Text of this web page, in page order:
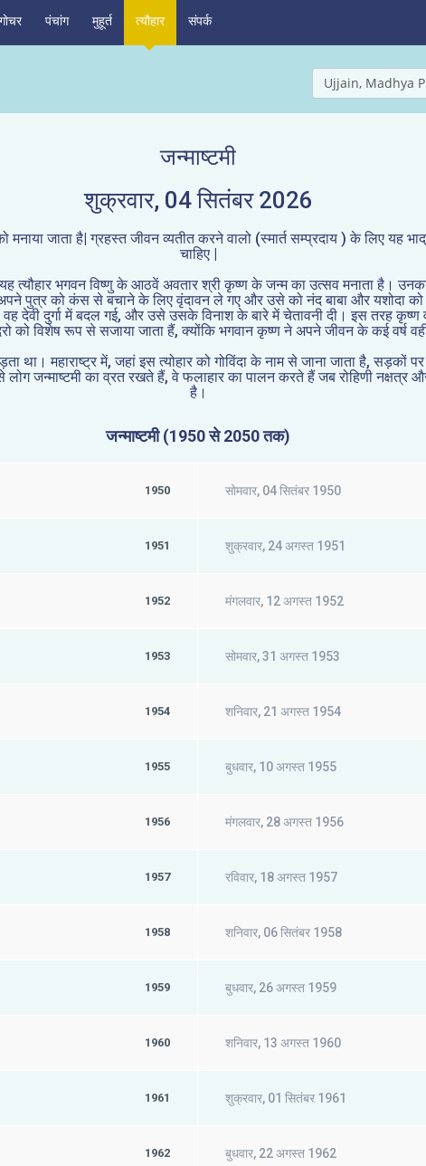
पंचांग मुहूर्त त्यौहार संपर्क
Ujjain, Madhya
जन्माष्टमी
शुक्रवार, 04 सितंबर 2026
मनाया जाता है| ग्रहस्त जीवन व्यतीत करने वालो (स्मार्त सम्प्रदाय ) के लिए यह
चाहिए |
यह त्यौहार भगवन विष्णु के आठवें अवतार श्री कृष्ण के जन्म का उत्सव मनाता
पुत्र को कंस से बचाने के लिए वृंदावन ले गए और उसे को नंद बाबा और यशोदा
वह देवी दुर्गा में बदल गई, और उसे उसके विनाश के बारे में चेतावनी दी। इस तरह
को विशेष रूप से सजाया जाता हैं, क्योंकि भगवान कृष्ण ने अपने जीवन के कई वर्ष
महाराष्ट्र में, जहां इस त्योहार को गोविंदा के नाम से जाना जाता है, सड़कों
जन्माष्टमी का व्रत रखते हैं, वे फलाहार का पालन करते हैं जब रोहिणी नक्षत्र
है।
जन्माष्टमी (1950 से 2050 तक)
1950 सोमवार, 04 सितंबर 1950
1951 शुक्रवार, 24 अगस्त 1951
1952 मंगलवार, 12 अगस्त 1952
1953 सोमवार, 31 अगस्त 1953
1954 शनिवार, 21 अगस्त 1954
1955 बुधवार, 10 अगस्त 1955
1956 मंगलवार, 28 अगस्त 1956
1957 रविवार, 18 अगस्त 1957
1958 शनिवार, 06 सितंबर 1958
1959 बुधवार, 26 अगस्त 1959
1960 शनिवार, 13 अगस्त 1960
1961 शुक्रवार, 01 सितंबर 1961
1962 बुधवार, 22 अगस्त 1962